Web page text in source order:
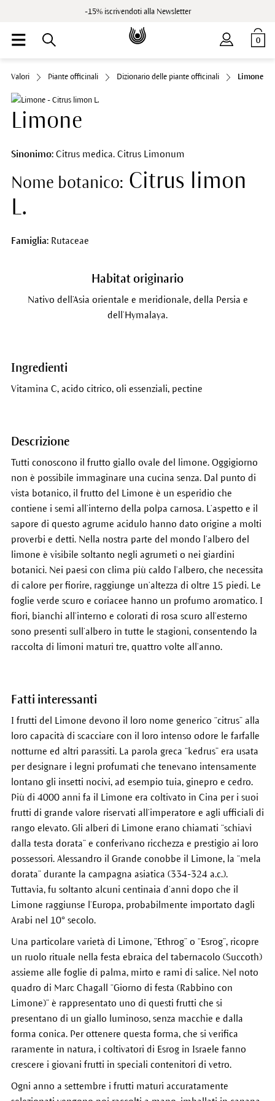
-15% iscrivendoti alla Newsletter
0
Valori Piante officinali Dizionario delle piante officinali Limone
Limone
Sinonimo:Citrus medica. Citrus Limonum
Nome botanico: Citrus limon
L.
Famiglia:Rutaceae
Habitat originario
Nativo dell’Asia orientale e meridionale, della Persia e
dell’Hymalaya.
Ingredienti
Vitamina C, acido citrico, oli essenziali, pectine
Descrizione
Tutti conoscono il frutto giallo ovale del limone. Oggigiorno
non è possibile immaginare una cucina senza. Dal punto di
vista botanico, il frutto del Limone è un esperidio che
contiene i semi all’interno della polpa carnosa. L’aspetto e il
sapore di questo agrume acidulo hanno dato origine a molti
proverbi e detti. Nella nostra parte del mondo l’albero del
limone è visibile soltanto negli agrumeti o nei giardini
botanici. Nei paesi con clima più caldo l’albero, che necessita
di calore per fiorire, raggiunge un’altezza di oltre 15 piedi. Le
foglie verde scuro e coriacee hanno un profumo aromatico. I
fiori, bianchi all’interno e colorati di rosa scuro all’esterno
sono presenti sull’albero in tutte le stagioni, consentendo la
raccolta di limoni maturi tre, quattro volte all’anno.
Fatti interessanti
I frutti del Limone devono il loro nome generico “citrus” alla
loro capacità di scacciare con il loro intenso odore le farfalle
notturne ed altri parassiti. La parola greca “kedrus” era usata
per designare i legni profumati che tenevano intensamente
lontano gli insetti nocivi, ad esempio tuia, ginepro e cedro.
Più di 4000 anni fa il Limone era coltivato in Cina per i suoi
frutti di grande valore riservati all’imperatore e agli ufficiali di
rango elevato. Gli alberi di Limone erano chiamati “schiavi
dalla testa dorata” e conferivano ricchezza e prestigio ai loro
possessori. Alessandro il Grande conobbe il Limone, la “mela
dorata” durante la campagna asiatica (334-324 a.c.).
Tuttavia, fu soltanto alcuni centinaia d’anni dopo che il
Limone raggiunse l’Europa, probabilmente importato dagli
Arabi nel 10° secolo.
Una particolare varietà di Limone, ”Ethrog” o “Esrog”, ricopre
un ruolo rituale nella festa ebraica del tabernacolo (Succoth)
assieme alle foglie di palma, mirto e rami di salice. Nel noto
quadro di Marc Chagall “Giorno di festa (Rabbino con
Limone)” è rappresentato uno di questi frutti che si
presentano di un giallo luminoso, senza macchie e dalla
forma conica. Per ottenere questa forma, che si verifica
raramente in natura, i coltivatori di Esrog in Israele fanno
crescere i giovani frutti in speciali contenitori di vetro.
Ogni anno a settembre i frutti maturi accuratamente